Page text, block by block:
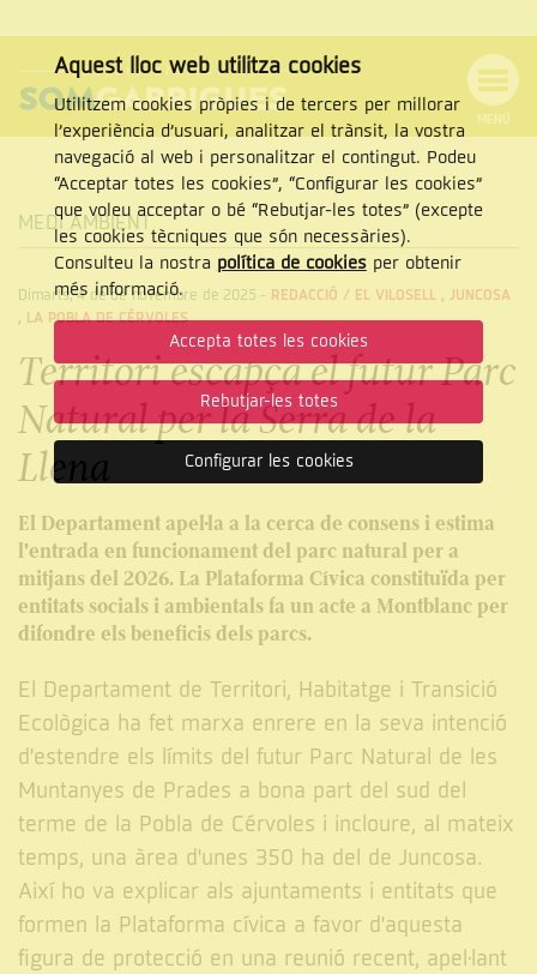
NAVEGACIÓ
MENÚ
Cercar
CERCAR
MEDI AMBIENT
Dimarts, 4 de de novembre de 2025 - REDACCIÓ / EL VILOSELL ,JUNCOSA
, LA POBLA DE CÉRVOLES
Territori escapça el futur Parc
Natural per la Serra de la
Llena
El Departament apel·la a la cerca de consens i estima
l'entrada en funcionament del parc natural per a
mitjans del 2026. La Plataforma Cívica constituïda per
entitats socials i ambientals fa un acte a Montblanc per
difondre els beneficis dels parcs.
El Departament de Territori, Habitatge i Transició
Ecològica ha fet marxa enrere en la seva intenció
d'estendre els límits del futur Parc Natural de les
Muntanyes de Prades a bona part del sud del
terme de la Pobla de Cérvoles i incloure, al mateix
temps, una àrea d'unes 350 ha del de Juncosa.
Així ho va explicar als ajuntaments i entitats que
formen la Plataforma cívica a favor d'aquesta
figura de protecció en una reunió recent, apel·lant
Aquest lloc web utilitza cookies
Utilitzem cookies pròpies i de tercers per millorar
l’experiència d’usuari, analitzar el trànsit, la vostra
navegació al web i personalitzar el contingut. Podeu
“Acceptar totes les cookies”, “Configurar les cookies”
que voleu acceptar o bé “Rebutjar-les totes” (excepte
les cookies tècniques que són necessàries).
Consulteu la nostra política de cookiesper obtenir
més informació.
Accepta totes les cookies
Rebutjar-les totes
Configurar les cookies